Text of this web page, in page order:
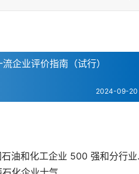
企业评价指南（试行）
2024-09-20
关于做好